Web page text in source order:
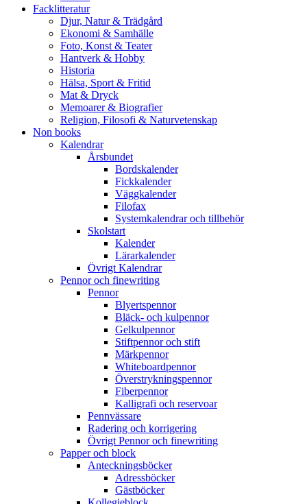
Facklitteratur
Djur, Natur & Trädgård
Ekonomi & Samhälle
Foto, Konst & Teater
Hantverk & Hobby
Historia
Hälsa, Sport & Fritid
Mat & Dryck
Memoarer & Biografier
Religion, Filosofi & Naturvetenskap
Non books
Kalendrar
Årsbundet
Bordskalender
Fickkalender
Väggkalender
Filofax
Systemkalendrar och tillbehör
Skolstart
Kalender
Lärarkalender
Övrigt Kalendrar
Pennor och finewriting
Pennor
Blyertspennor
Bläck- och kulpennor
Gelkulpennor
Stiftpennor och stift
Märkpennor
Whiteboardpennor
Överstrykningspennor
Fiberpennor
Kalligrafi och reservoar
Pennvässare
Radering och korrigering
Övrigt Pennor och finewriting
Papper och block
Anteckningsböcker
Adressböcker
Gästböcker